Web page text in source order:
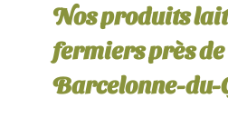
Nos produits
fermiers près de
Barcelonne-du-